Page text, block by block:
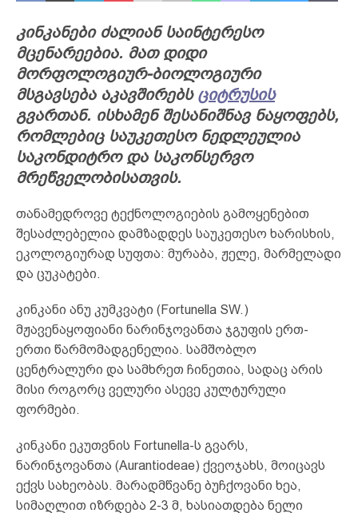
კინკანები ძალიან საინტერესო
მცენარეებია. მათ დიდი
მორფოლოგიურ-ბიოლოგიური
მსგავსება აკავშირებს ციტრუსის
გვართან. ისხამენ შესანიშნავ ნაყოფებს,
რომლებიც საუკეთესო ნედლეულია
საკონდიტრო და საკონსერვო
მრეწველობისათვის.
თანამედროვე ტექნოლოგიების გამოყენებით
შესაძლებელია დამზადდეს საუკეთესო ხარისხის,
ეკოლოგიურად სუფთა: მურაბა, ჟელე, მარმელადი
და ცუკატები.
კინკანი ანუ კუმკვატი (Fortunella SW.)
მჟავენაყოფიანი ნარინჯოვანთა ჯგუფის ერთ-
ერთი წარმომადგენელია. სამშობლო
ცენტრალური და სამხრეთ ჩინეთია, სადაც არის
მისი როგორც ველური ასევე კულტურული
ფორმები.
კინკანი ეკუთვნის Fortunella-ს გვარს,
ნარინჯოვანთა (Aurantiodeae) ქვეოჯახს, მოიცავს
ექვს სახეობას. მარადმწვანე ბუჩქოვანი ხეა,
სიმაღლით იზრდება 2-3 მ, ხასიათდება ნელი